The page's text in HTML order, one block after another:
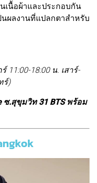
เนื้อผ้าและประกอบกัน
ผลงานที่แปลกตาสำหรับ
11:00-18:00 น. เสาร์-
ร์)
ซ.สุขุมวิท 31 BTS พร้อม